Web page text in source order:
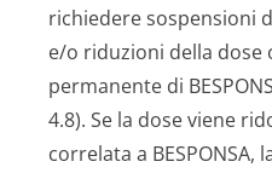
richiedere sospensioni
e/o riduzioni della
permanente di
4.8). Se la dose viene
correlata a BESPONSA,